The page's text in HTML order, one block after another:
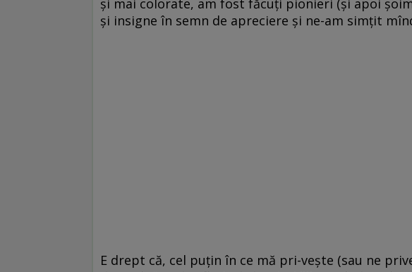
și mai colorate, am fost făcuți pionieri (și apoi
și insigne în semn de apreciere și ne-am simțit
E drept că, cel puțin în ce mă pri-vește (sau ne